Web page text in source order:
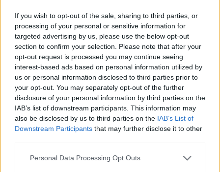
If you wish to opt-out of the sale, sharing to third parties, or
processing of your personal or sensitive information for
targeted advertising by us, please use the below opt-out
section to confirm your selection. Please note that after your
opt-out request is processed you may continue seeing
interest-based ads based on personal information utilized by
us or personal information disclosed to third parties prior to
your opt-out. You may separately opt-out of the further
disclosure of your personal information by third parties on the
IAB’s list of downstream participants. This information may
also be disclosed by us to third parties on the IAB’s List of
Downstream Participants that may further disclose it to other
Personal Data Processing Opt Outs
Votos:927
“Más Pro Quo, Aulas por la
Inclusión” - Asociación Pro
Inclusiva
Descarga la ficha descriptiva del proyecto
Votos: 516
Herramienta de Estimulación
Cognitiva - Asociación Salud